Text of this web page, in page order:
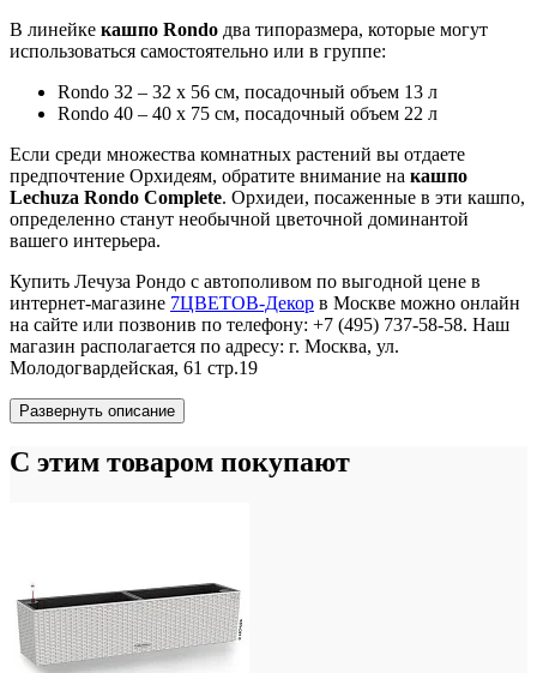
В линейке кашпо Rondo два типоразмера, которые могут
использоваться самостоятельно или в группе:
Rondo 32 – 32 х 56 см, посадочный объем 13 л
Rondo 40 – 40 х 75 см, посадочный объем 22 л
Если среди множества комнатных растений вы отдаете
предпочтение Орхидеям, обратите внимание на кашпо
Lechuza Rondo Complete. Орхидеи, посаженные в эти кашпо,
определенно станут необычной цветочной доминантой
вашего интерьера.
Купить Лечуза Рондо с автополивом по выгодной цене в
интернет-магазине 7ЦВЕТОВ-Декор в Москве можно онлайн
на сайте или позвонив по телефону: +7 (495) 737-58-58. Наш
магазин располагается по адресу: г. Москва, ул.
Молодогвардейская, 61 стр.19
Развернуть описание
С этим товаром покупают